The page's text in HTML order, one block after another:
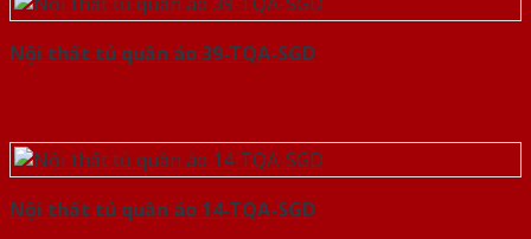
Nội thất tủ quần áo 39-TQA-SGD
Nội thất tủ quần áo 14-TQA-SGD